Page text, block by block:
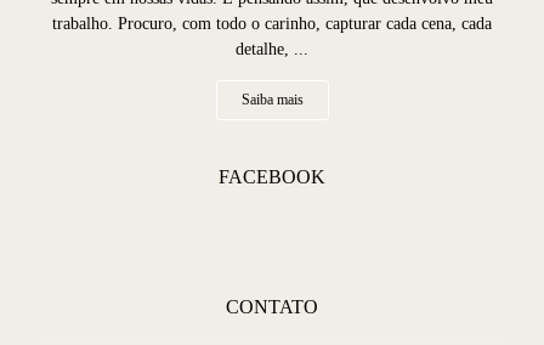
trabalho. Procuro, com todo o carinho, capturar cada cena, cada
detalhe, ...
Saiba mais
FACEBOOK
CONTATO